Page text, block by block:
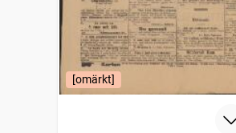
[omärkt]